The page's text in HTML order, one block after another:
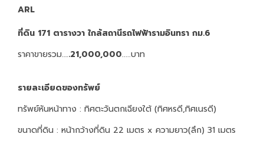
ARL
ที่ดิน 171 ตารางวา ใกล้สถานีรถไฟฟ้ารามอินทรา กม.6
ราคาขายรวม…..21,000,000.....บาท
รายละเอียดของทรัพย์
ทรัพย์หันหน้าทาง : ทิศตะวันตกเฉียงใต้ (ทิศหรดี,ทิศเนรดี)
ขนาดที่ดิน : หน้ากว้างที่ดิน 22 เมตร x ความยาว(ลึก) 31 เมตร